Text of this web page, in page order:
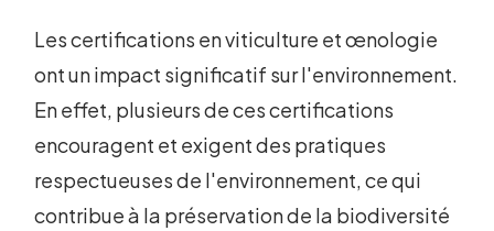
Les certifications en viticulture et œnologie
ont un impact significatif sur l'environnement.
En effet, plusieurs de ces certifications
encouragent et exigent des pratiques
respectueuses de l'environnement, ce qui
contribue à la préservation de la biodiversité